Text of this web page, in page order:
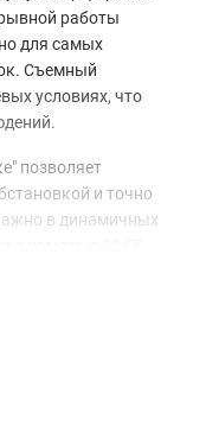
работы
для самых
Съемный
условиях, что
позволяет
и точно
в динамичных
а через
параметры
модуль
и максимальную